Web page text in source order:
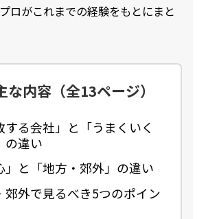
ロがこれまでの経験をもとにまと
な内容（全13ページ）
する会社」と「うまくいく
の違い
」と「地方・郊外」の違い
郊外で見るべき5つのポイン